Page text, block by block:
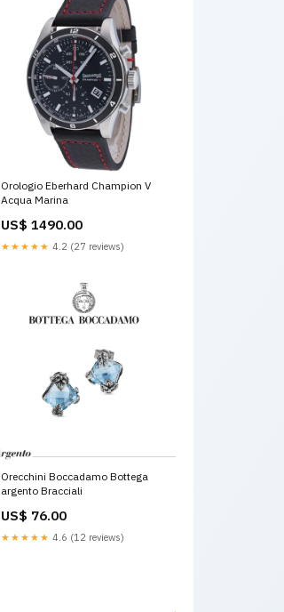
Orologio Eberhard Champion V
Acqua Marina
US$ 1490.00
★★★★★ 4.2 (27 reviews)
Orecchini Boccadamo Bottega
argento Bracciali
US$ 76.00
★★★★★ 4.6 (12 reviews)